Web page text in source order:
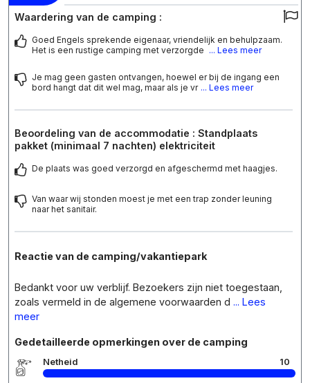
Waardering van de camping :
Goed Engels sprekende eigenaar, vriendelijk en behulpzaam.
Het is een rustige camping met verzorgde ... Lees meer
Je mag geen gasten ontvangen, hoewel er bij de ingang een
bord hangt dat dit wel mag, maar als je vr ... Lees meer
Beoordeling van de accommodatie : Standplaats
pakket (minimaal 7 nachten) elektriciteit
De plaats was goed verzorgd en afgeschermd met haagjes.
Van waar wij stonden moest je met een trap zonder leuning
naar het sanitair.
Reactie van de camping/vakantiepark
Bedankt voor uw verblijf. Bezoekers zijn niet toegestaan,
zoals vermeld in de algemene voorwaarden d ... Lees
meer
Gedetailleerde opmerkingen over de camping
Netheid 10